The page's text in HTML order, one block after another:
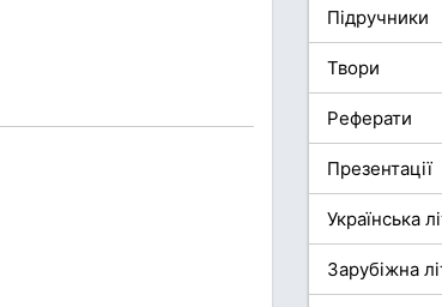
Підручники
Твори
Реферати
Презентації
Українська
Зарубіжна